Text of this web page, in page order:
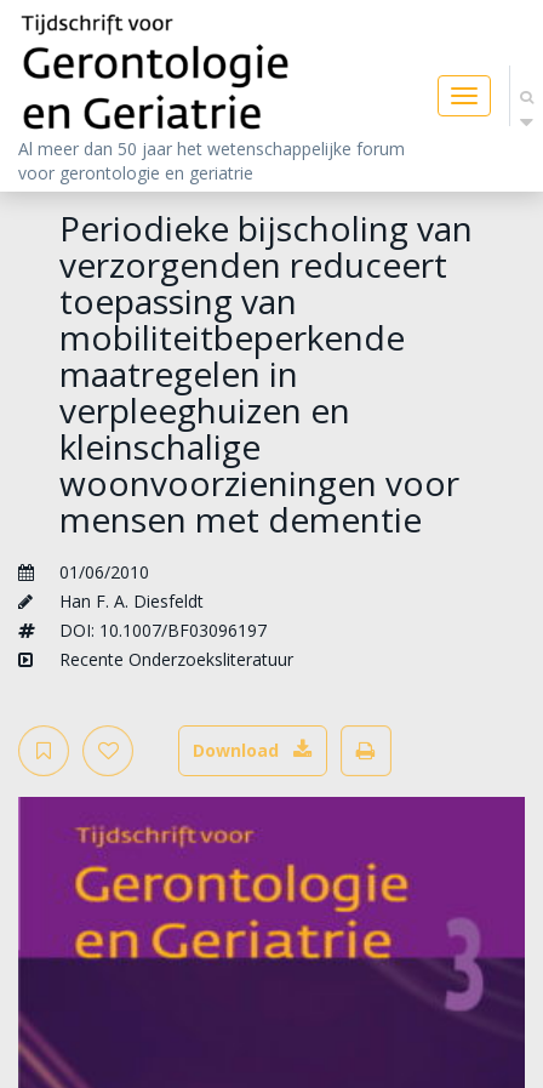
Toggle
navigation
Al meer dan 50 jaar het wetenschappelijke forum
voor gerontologie en geriatrie
Periodieke bijscholing van
verzorgenden reduceert
toepassing van
mobiliteitbeperkende
maatregelen in
verpleeghuizen en
kleinschalige
woonvoorzieningen voor
mensen met dementie
01/06/2010
Han F. A. Diesfeldt
DOI: 10.1007/BF03096197
Recente Onderzoeksliteratuur
Download